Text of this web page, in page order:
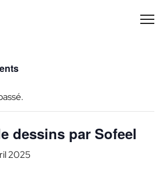
dessins par Sofeel
2025